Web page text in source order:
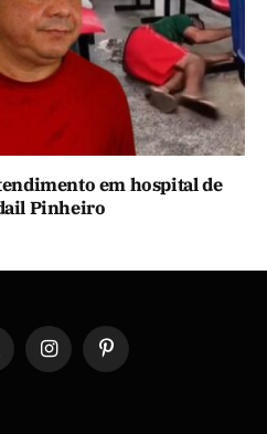
em hospital de
Pinheiro
InstagramPinterest